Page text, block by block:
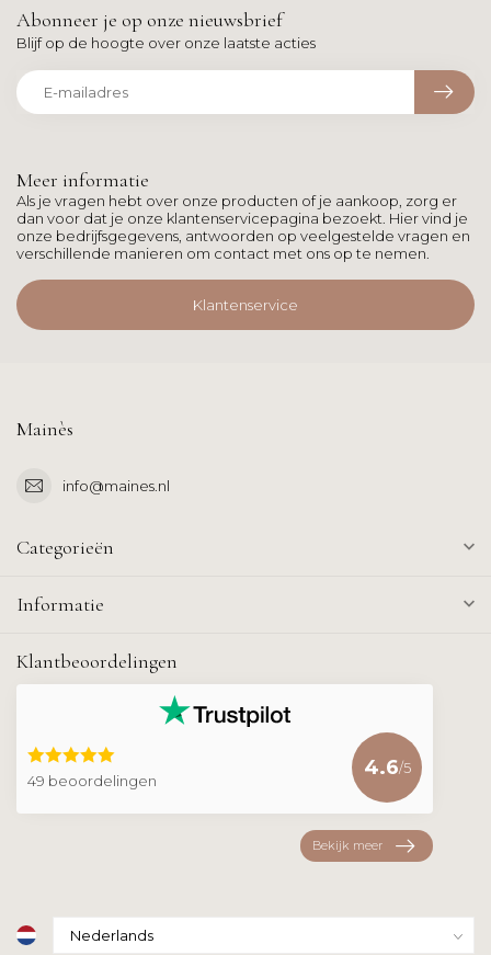
Meer informatie
Als je vragen hebt over onze producten of je aankoop, zorg er
dan voor dat je onze klantenservicepagina bezoekt. Hier vind je
onze bedrijfsgegevens, antwoorden op veelgestelde vragen en
verschillende manieren om contact met ons op te nemen.
Klantenservice
Abonneer je op onze nieuwsbrief
Blijf op de hoogte over onze laatste acties
Mainès
info@maines.nl
Categorieën
Informatie
Klantbeoordelingen
49 beoordelingen
4.6/5
Bekijk meer